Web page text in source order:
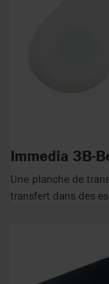
Immedia 3B-
Une planche de
transfert dans des